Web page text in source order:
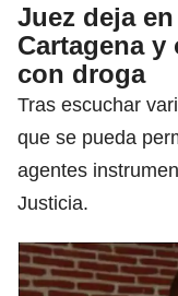
Juez deja
Cartagena
con droga
Tras escuchar
que se pueda
agentes
Justicia.